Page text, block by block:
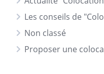
Les conseils de
Non classé
Proposer une